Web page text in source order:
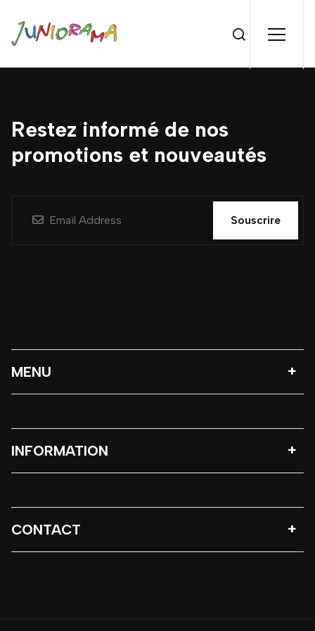
Restez informé de nos
promotions et nouveautés
Souscrire
MENU
INFORMATION
CONTACT